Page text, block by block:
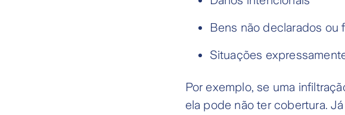
Bens não declarados ou
Situações
Por exemplo, se uma
ela pode não ter cobertura.